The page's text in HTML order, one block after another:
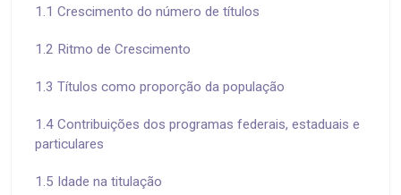
1.1 Crescimento do número de títulos
1.2 Ritmo de Crescimento
1.3 Títulos como proporção da população
1.4 Contribuições dos programas federais, estaduais e
particulares
1.5 Idade na titulação